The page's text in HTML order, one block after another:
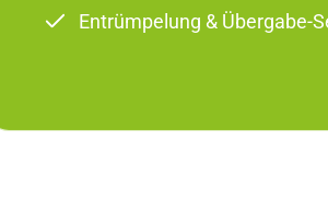
Entrümpelung & Übergabe-